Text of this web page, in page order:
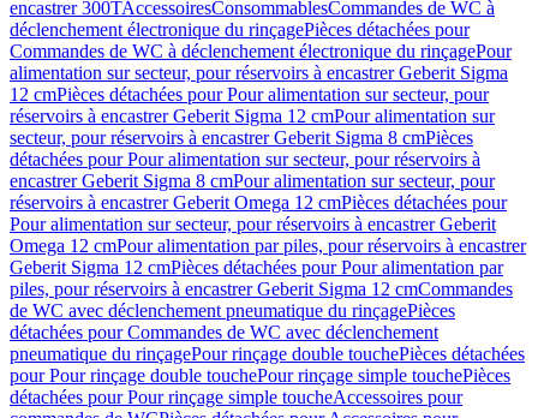
encastrer 300TAccessoiresConsommablesCommandes de WC à
déclenchement électronique du rinçagePièces détachées pour
Commandes de WC à déclenchement électronique du rinçagePour
alimentation sur secteur, pour réservoirs à encastrer Geberit Sigma
12 cmPièces détachées pour Pour alimentation sur secteur, pour
réservoirs à encastrer Geberit Sigma 12 cmPour alimentation sur
secteur, pour réservoirs à encastrer Geberit Sigma 8 cmPièces
détachées pour Pour alimentation sur secteur, pour réservoirs à
encastrer Geberit Sigma 8 cmPour alimentation sur secteur, pour
réservoirs à encastrer Geberit Omega 12 cmPièces détachées pour
Pour alimentation sur secteur, pour réservoirs à encastrer Geberit
Omega 12 cmPour alimentation par piles, pour réservoirs à encastrer
Geberit Sigma 12 cmPièces détachées pour Pour alimentation par
piles, pour réservoirs à encastrer Geberit Sigma 12 cmCommandes
de WC avec déclenchement pneumatique du rinçagePièces
détachées pour Commandes de WC avec déclenchement
pneumatique du rinçagePour rinçage double touchePièces détachées
pour Pour rinçage double touchePour rinçage simple touchePièces
détachées pour Pour rinçage simple toucheAccessoires pour